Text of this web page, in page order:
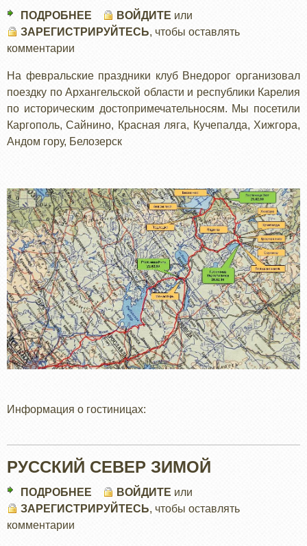
ПОДРОБНЕЕ
РУССКИЙ
ОБЩАЯ
ИНФОРМАЦИЯ
ВОЙДИТЕ или
ЗАРЕГИСТРИРУЙТЕСЬ, чтобы оставлять
комментарии
На февральские праздники клуб Внедорог организовал
поездку по Архангельской области и республики Карелия
по историческим достопримечательносям. Мы посетили
Каргополь, Сайнино, Красная ляга, Кучепалда, Хижгора,
Андом гору, Белозерск
Информация о гостиницах:
РУССКИЙ СЕВЕР ЗИМОЙ
ПОДРОБНЕЕ
РУССКИЙ
ВОЙДИТЕ или
ЗАРЕГИСТРИРУЙТЕСЬ, чтобы оставлять
комментарии